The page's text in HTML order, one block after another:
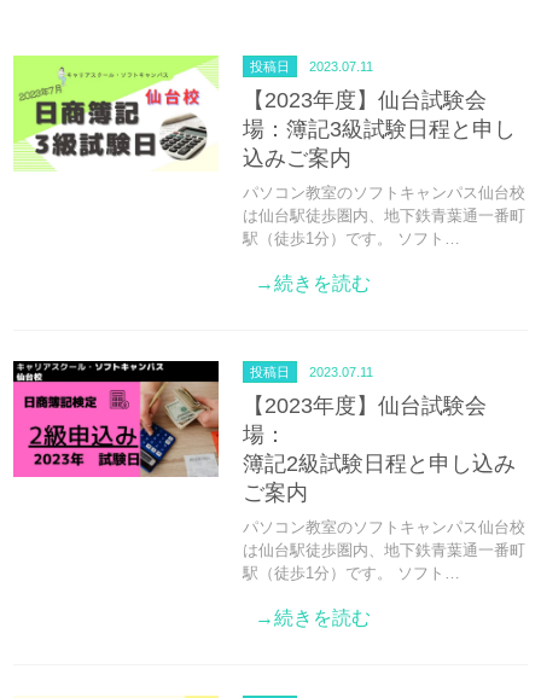
投稿日 2023.07.11
【2023年度】仙台試験会
場：簿記3級試験日程と申し
込みご案内
パソコン教室のソフトキャンパス仙台校
は仙台駅徒歩圏内、地下鉄青葉通一番町
駅（徒歩1分）です。 ソフト…
→続きを読む
投稿日 2023.07.11
【2023年度】仙台試験会
場：
簿記2級試験日程と申し込み
ご案内
パソコン教室のソフトキャンパス仙台校
は仙台駅徒歩圏内、地下鉄青葉通一番町
駅（徒歩1分）です。 ソフト…
→続きを読む